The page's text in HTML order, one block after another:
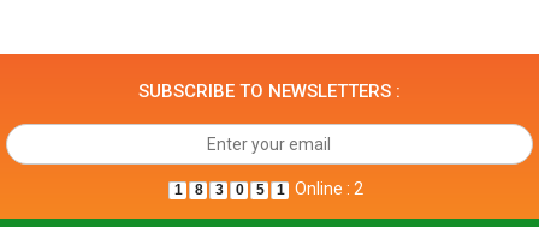
SUBSCRIBE TO NEWSLETTERS :
1 8 3 0 5 1 Online : 2